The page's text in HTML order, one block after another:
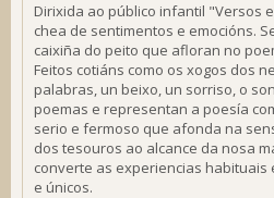
Dirixida ao público infantil "Versos
chea de sentimentos e emocións.
caixiña do peito que afloran no
Feitos cotiáns como os xogos dos
palabras, un beixo, un sorriso, o
poemas e representan a poesía
serio e fermoso que afonda na
dos tesouros ao alcance da nosa
converte as experiencias habituais
e únicos.